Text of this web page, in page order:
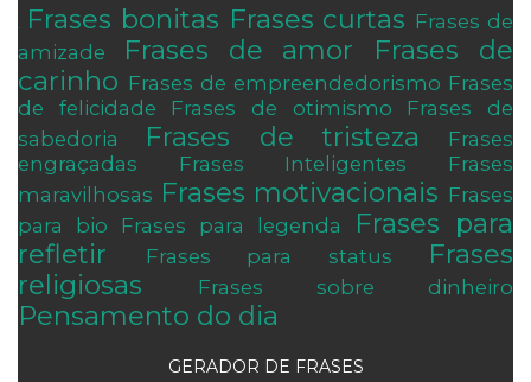
Frases bonitas Frases curtas Frases de
amizade
Frases de amor
Frases de
carinho Frases de empreendedorismo Frases
de felicidade
Frases de otimismo
Frases de
sabedoria
Frases de tristeza
Frases
engraçadas
Frases Inteligentes
Frases
maravilhosas Frases motivacionais Frases
para bio
Frases para legenda
Frases para
refletir
Frases para status
Frases
religiosas
Frases sobre dinheiro
Pensamento do dia
GERADOR DE FRASES